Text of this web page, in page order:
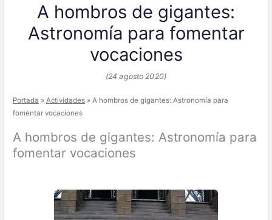
A hombros de gigantes:
Astronomía para fomentar
vocaciones
(24 agosto 2020)
Portada »Actividades »A hombros de gigantes: Astronomía para
fomentar vocaciones
A hombros de gigantes: Astronomía para
fomentar vocaciones